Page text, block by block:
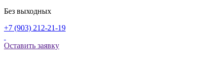
Без выходных
+7 (903) 212-21-19
Оставить заявку